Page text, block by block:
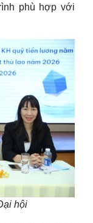
phù hợp với
hội